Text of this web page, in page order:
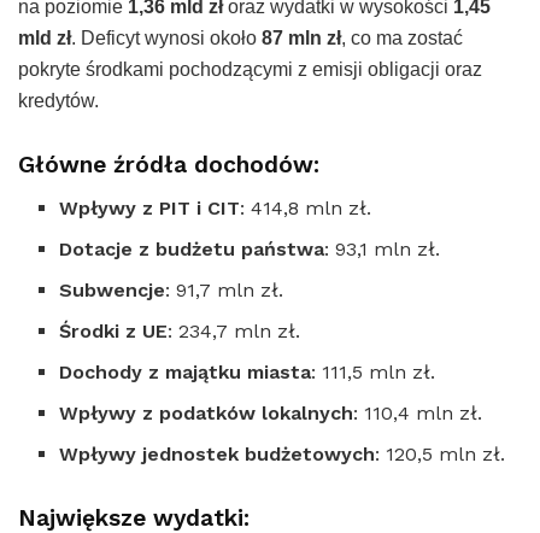
na poziomie 1,36 mld złoraz wydatki w wysokości 1,45
mld zł. Deficyt wynosi około 87 mln zł, co ma zostać
pokryte środkami pochodzącymi z emisji obligacji oraz
kredytów.
Główne źródła dochodów:
Wpływy z PIT i CIT: 414,8 mln zł.
Dotacje z budżetu państwa: 93,1 mln zł.
Subwencje: 91,7 mln zł.
Środki z UE: 234,7 mln zł.
Dochody z majątku miasta: 111,5 mln zł.
Wpływy z podatków lokalnych: 110,4 mln zł.
Wpływy jednostek budżetowych: 120,5 mln zł.
Największe wydatki: